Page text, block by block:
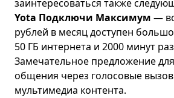
заинтересоваться также
Yota Подключи Максимум —
рублей в месяц доступен
50 ГБ интернета и 2000 минут
Замечательное предложение
общения через голосовые
мультимедиа контента.